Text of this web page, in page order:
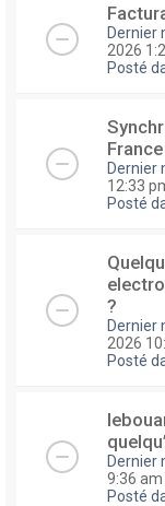
Dernier
2026
Posté
Dernier
12:33
Posté
?
Dernier
2026
Posté
Dernier
9:36 am
Posté